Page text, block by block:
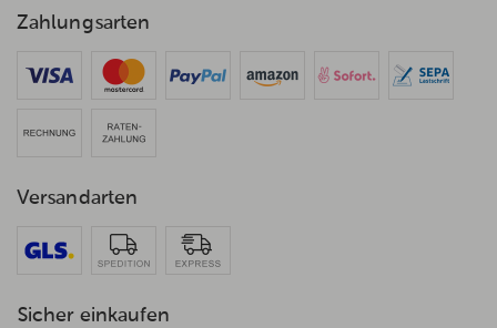
Zahlungsarten
Versandarten
Sicher einkaufen